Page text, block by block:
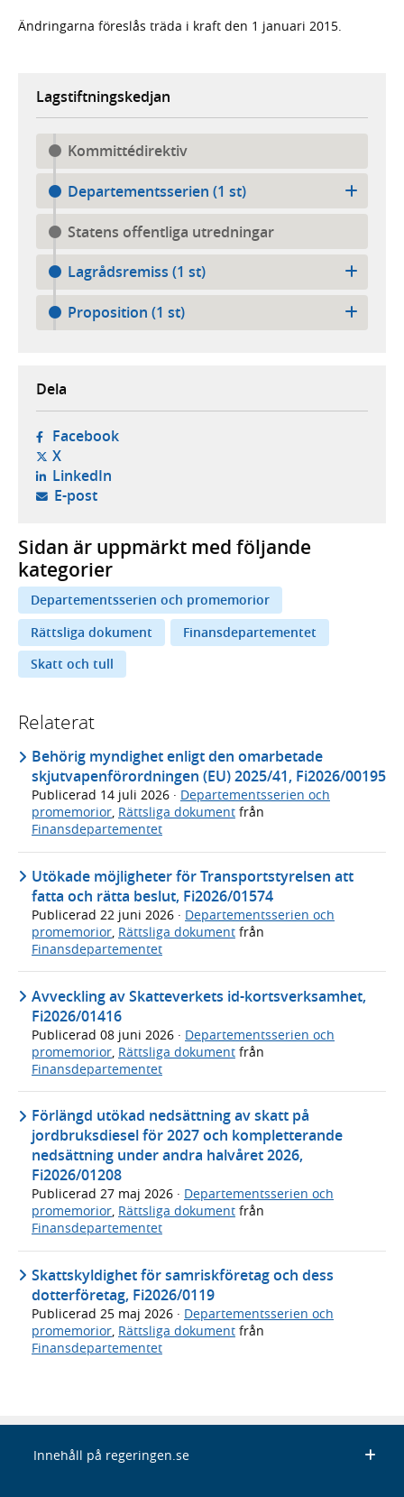
Ändringarna föreslås träda i kraft den 1 januari 2015.
Lagstiftningskedjan
Kommittédirektiv
Departementsserien (1 st)
Statens offentliga utredningar
Lagrådsremiss (1 st)
Proposition (1 st)
Dela
Facebook- öppnas i ny flik, extern webbplats,
X- öppnas i ny flik, extern webbplats,
LinkedIn- öppnas i ny flik, extern webbplats,
E-post- öppnar din e-postklient,
Sidan är uppmärkt med följande
kategorier
Departementsserien och promemorior
Rättsliga dokument
Finansdepartementet
Skatt och tull
Relaterat
Behörig myndighet enligt den omarbetade
skjutvapenförordningen (EU) 2025/41, Fi2026/00195
Publicerad 14 juli 2026 · Departementsserien och
promemorior, Rättsliga dokument från
Finansdepartementet
Utökade möjligheter för Transportstyrelsen att
fatta och rätta beslut, Fi2026/01574
Publicerad 22 juni 2026 · Departementsserien och
promemorior, Rättsliga dokument från
Finansdepartementet
Avveckling av Skatteverkets id-kortsverksamhet,
Fi2026/01416
Publicerad 08 juni 2026 · Departementsserien och
promemorior Rättsliga dokument från
Finansdepartementet
Förlängd utökad nedsättning av skatt på
jordbruksdiesel för 2027 och kompletterande
nedsättning under andra halvåret 2026,
Fi2026/01208
Publicerad 27 maj 2026 · Departementsserien och
promemorior, Rättsliga dokument från
Finansdepartementet
Skattskyldighet för samriskföretag och dess
dotterföretag, Fi2026/0119
Publicerad 25 maj 2026 · Departementsserien och
promemorior, Rättsliga dokument från
Finansdepartementet
Innehåll på regeringen.se